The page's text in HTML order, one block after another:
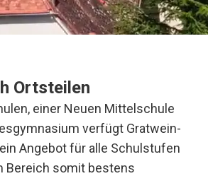
Ortsteilen
einer Neuen Mittelschule
verfügt Gratwein-
Angebot für alle Schulstufen
Bereich somit bestens